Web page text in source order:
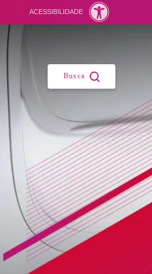
Busca
Fechar
ACESSIBILIDADE